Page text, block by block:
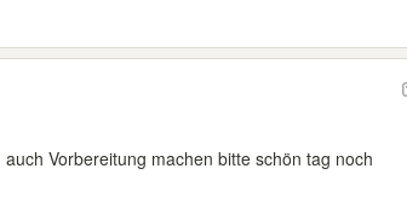
Vorbereitung machen bitte schön tag noch